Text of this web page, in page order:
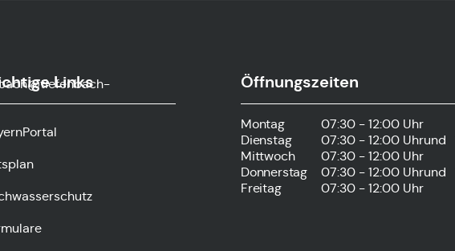
Links Öffnungszeiten
Montag
07:30 - 12:00 Uhr
Dienstag
07:30 - 12:00 Uhrund
Mittwoch
07:30 - 12:00 Uhr
Donnerstag
07:30 - 12:00 Uhrund
Freitag
07:30 - 12:00 Uhr